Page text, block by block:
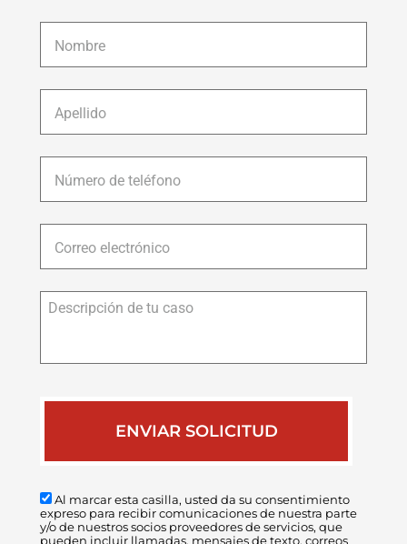
Nombre *
Apellido *
Número
de
teléfono *
Correo
electrónico *
Descripción
Al marcar esta casilla, usted da su consentimiento
expreso para recibir comunicaciones de nuestra parte
y/o de nuestros socios proveedores de servicios, que
pueden incluir llamadas, mensajes de texto, correos